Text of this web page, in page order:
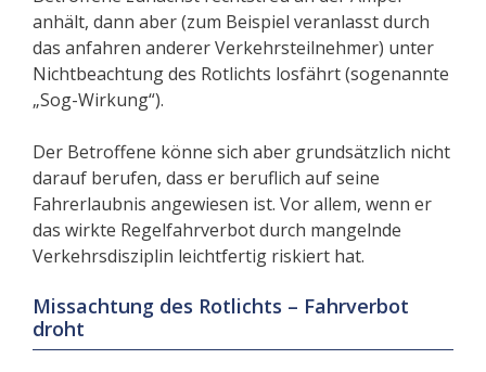
anhält, dann aber (zum Beispiel veranlasst durch
das anfahren anderer Verkehrsteilnehmer) unter
Nichtbeachtung des Rotlichts losfährt (sogenannte
„Sog-Wirkung“).
Der Betroffene könne sich aber grundsätzlich nicht
darauf berufen, dass er beruflich auf seine
Fahrerlaubnis angewiesen ist. Vor allem, wenn er
das wirkte Regelfahrverbot durch mangelnde
Verkehrsdisziplin leichtfertig riskiert hat.
Missachtung des Rotlichts – Fahrverbot
droht